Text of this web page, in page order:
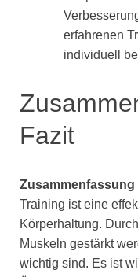
erfahrenen
individuell
Fazit
Zusammenfassung
Training ist eine
Körperhaltung.
Muskeln gestärkt
wichtig sind. Es ist